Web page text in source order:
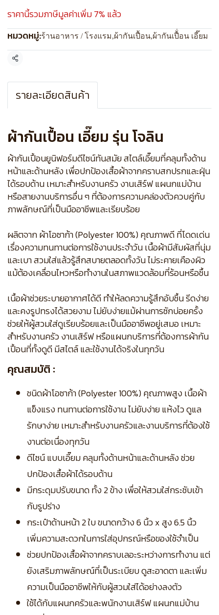
ราคานี้รวมภาษีมูลค่าเพิ่ม 7% แล้ว
หมวดหมู่:ร้านอาหาร / โรงแรม,ผ้ากันเปื้อน,ผ้ากันเปื้่อน เอี๊ยม
แชร์
รายละเอียดสินค้า
ผ้ากันเปื้อน เอี๊ยม รุ่น โจลิน
ผ้ากันเปื้อนยูนิฟอร์มดีไซน์ทันสมัย สไตล์เอี๊ยมที่คลุมทั้งด้าน
หน้าและด้านหลัง เพื่อปกป้องเสื้อผ้าจากคราบสกปรกและฝุ่น
ได้รอบด้าน เหมาะสำหรับงานครัว งานเสิร์ฟ แผนกแม่บ้าน
หรือสายงานบริการอื่น ๆ ที่ต้องการความคล่องตัวควบคู่กับ
ภาพลักษณ์ที่เป็นมืออาชีพและเรียบร้อย
ผลิตจาก ผ้าโอซาก้า (Polyester 100%) คุณภาพดี ที่โดดเด่น
เรื่องความทนทานต่อการใช้งานประจำวัน เนื้อผ้ามีสัมผัสที่นุ่ม
และเบา สวมใส่แล้วรู้สึกสบายตลอดทั้งวัน ไม่ระคายเคืองผิว
แม้ต้องเคลื่อนไหวหรือทำงานในสภาพแวดล้อมที่ร้อนหรือชื้น
เนื้อผ้าช่วยระบายอากาศได้ดี ทำให้ลดความรู้สึกอับชื้น รีดง่าย
และคงรูปทรงได้สวยงาม ไม่ยับง่ายแม้ผ่านการซักบ่อยครั้ง
ช่วยให้ผู้สวมใส่ดูเรียบร้อยและเป็นมืออาชีพอยู่เสมอ เหมาะ
สำหรับงานครัว งานเสิร์ฟ หรือแผนกบริการที่ต้องการผ้ากัน
เปื้อนที่ทั้งดูดี มีสไตล์ และใช้งานได้จริงในทุกวัน
คุณสมบัติ :
ชนิดผ้าโอซาก้า (Polyester 100%) คุณภาพสูง เนื้อผ้า
แข็งแรง ทนทานต่อการใช้งาน ไม่ยับง่าย แห้งไว ดูแล
รักษาง่าย เหมาะสำหรับงานครัวและงานบริการที่ต้องใช้
งานต่อเนื่องทุกวัน
ดีไซน์ แบบเอี๊ยม คลุมทั้งด้านหน้าและด้านหลัง ช่วย
ปกป้องเสื้อผ้าได้รอบด้าน
มีกระดุมปรับขนาด ทั้ง 2 ข้าง เพื่อให้สวมใส่กระชับเข้า
กับรูปร่าง
กระเป๋าด้านหน้า 2 ใบ ขนาดกว้าง 6 นิ้ว x สูง 6.5 นิ้ว
เพิ่มความสะดวกในการใส่อุปกรณ์หรือของใช้จำเป็น
ช่วยปกป้องเสื้อผ้าจากคราบเลอะระหว่างการทำงาน แต่
ยังเสริมภาพลักษณ์ที่เป็นระเบียบ ดูสะอาดตา และเพิ่ม
ความเป็นมืออาชีพให้กับผู้สวมใส่ได้อย่างลงตัว
ใช้ได้กับแผนกครัวและพนักงานเสิร์ฟ แผนกแม่บ้าน